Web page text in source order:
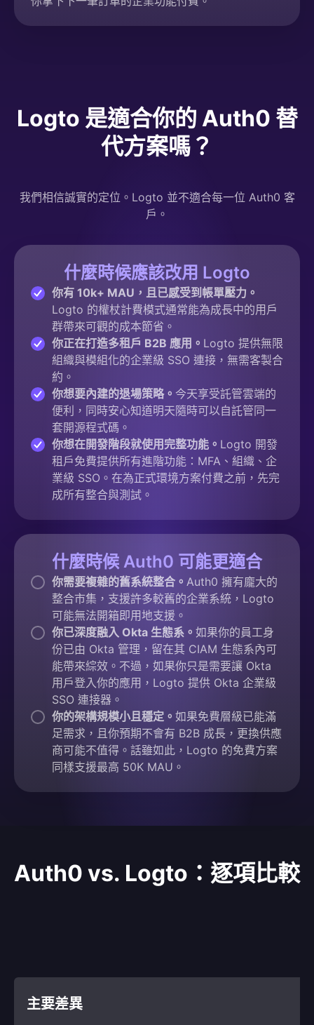
Logto 是適合你的 Auth0 替
代方案嗎？
我們相信誠實的定位。Logto 並不適合每一位 Auth0 客
戶。
什麼時候應該改用 Logto
你有 10k+ MAU，且已感受到帳單壓力。
Logto 的權杖計費模式通常能為成長中的用戶
群帶來可觀的成本節省。
你正在打造多租戶 B2B 應用。 Logto 提供無限
組織與模組化的企業級 SSO 連接，無需客製合
約。
你想要內建的退場策略。 今天享受託管雲端的
便利，同時安心知道明天隨時可以自託管同一
套開源程式碼。
你想在開發階段就使用完整功能。 Logto 開發
租戶免費提供所有進階功能：MFA、組織、企
業級 SSO。在為正式環境方案付費之前，先完
成所有整合與測試。
什麼時候 Auth0 可能更適合
你需要複雜的舊系統整合。 Auth0 擁有龐大的
整合市集，支援許多較舊的企業系統，Logto
可能無法開箱即用地支援。
你已深度融入 Okta 生態系。 如果你的員工身
份已由 Okta 管理，留在其 CIAM 生態系內可
能帶來綜效。不過，如果你只是需要讓 Okta
用戶登入你的應用，Logto 提供 Okta 企業級
SSO 連接器。
你的架構規模小且穩定。 如果免費層級已能滿
足需求，且你預期不會有 B2B 成長，更換供應
商可能不值得。話雖如此，Logto 的免費方案
同樣支援最高 50K MAU。
Auth0 vs. Logto：逐項比較
主要差異